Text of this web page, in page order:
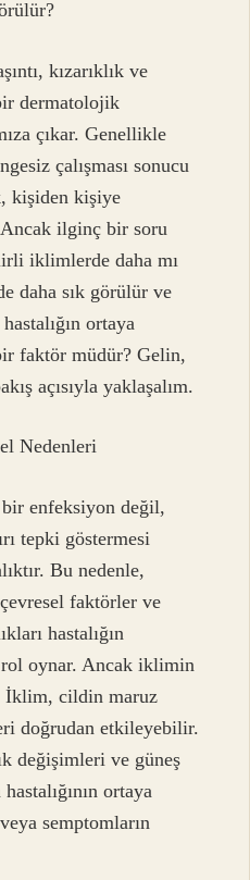
kızarıklık ve
dermatolojik
çıkar. Genellikle
çalışması sonucu
kişiden kişiye
ilginç bir soru
iklimlerde daha mı
daha sık görülür ve
ortaya
faktör müdür? Gelin,
açısıyla yaklaşalım.
Nedenleri
bir enfeksiyon değil,
tepki göstermesi
Bu nedenle,
faktörler ve
hastalığın
oynar. Ancak iklimin
İklim, cildin maruz
doğrudan etkileyebilir.
değişimleri ve güneş
ortaya
semptomların